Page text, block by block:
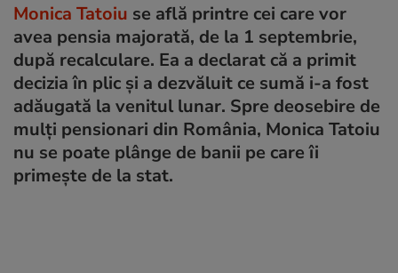
Monica Tatoiu se află printre cei care vor
avea pensia majorată, de la 1 septembrie,
după recalculare. Ea a declarat că a primit
decizia în plic și a dezvăluit ce sumă i-a fost
adăugată la venitul lunar. Spre deosebire de
mulți pensionari din România, Monica Tatoiu
nu se poate plânge de banii pe care îi
primește de la stat.